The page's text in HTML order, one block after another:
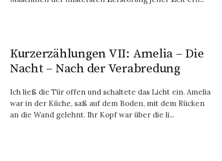
Kurzerzählungen VII: Amelia – Die
Nacht – Nach der Verabredung
Ich ließ die Tür offen und schaltete das Licht ein. Amelia
war in der Küche, saß auf dem Boden, mit dem Rücken
an die Wand gelehnt. Ihr Kopf war über die li...